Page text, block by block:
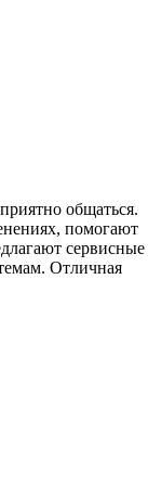
общаться.
помогают
сервисные
Отличная